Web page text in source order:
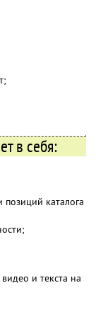
в себя:
позиций каталога
и текста на